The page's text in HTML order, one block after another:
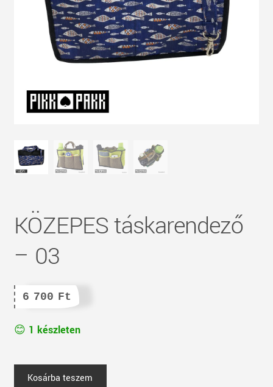
KÖZEPES táskarendező
– 03
6 700 Ft
1 készleten
KÖZEPES
Kosárba teszem